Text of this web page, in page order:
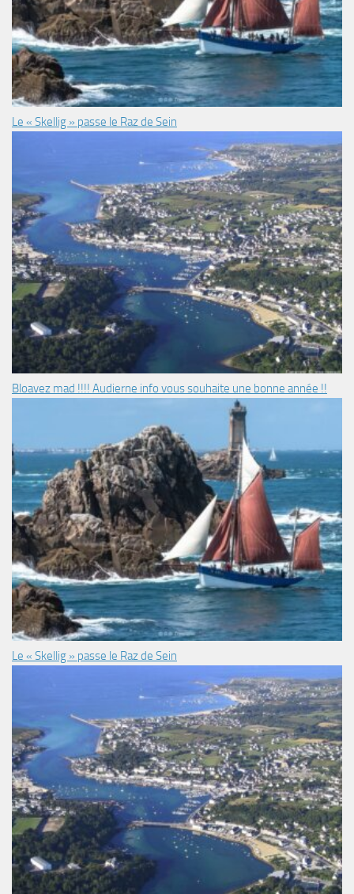
Le « Skellig » passe le Raz de Sein
Bloavez mad !!!! Audierne info vous souhaite une bonne année !!
Le « Skellig » passe le Raz de Sein